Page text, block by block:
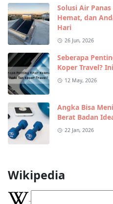
Solusi Air
Hemat, dan
Hari
26 Jun, 2026
Seberapa
Koper Travel?
12 May, 2026
Angka Bisa
Berat Badan
22 Jan, 2026
Wikipedia